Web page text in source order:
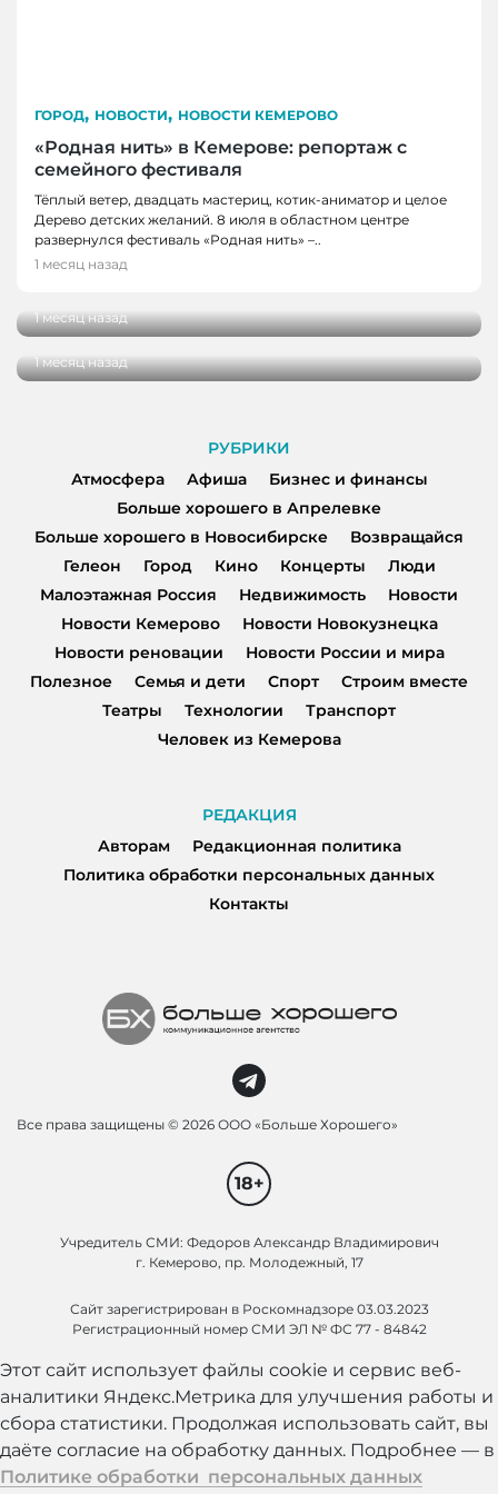
ГОРОД, НОВОСТИ, НОВОСТИ КЕМЕРОВО
«Родная нить» в Кемерове: репортаж с
семейного фестиваля
Тёплый ветер, двадцать мастериц, котик-аниматор и целое
Дерево детских желаний. 8 июля в областном центре
развернулся фестиваль «Родная нить» –..
1 месяц назад
ГОРОД
Когда время замедляется: как Кемерово
1 месяц назад
ГОРОД
четыре популярных заведения
1 месяц назад
РУБРИКИ
Атмосфера
Афиша
Бизнес и финансы
Больше хорошего в Апрелевке
Больше хорошего в Новосибирске
Возвращайся
Гелеон
Город Кино Концерты
Люди
Малоэтажная Россия
Недвижимость
Новости
Новости Кемерово
Новости Новокузнецка
Новости реновации
Новости России и мира
Полезное
Семья и дети Спорт
Строим вместе
Театры
Технологии
Транспорт
Человек из Кемерова
РЕДАКЦИЯ
Авторам
Редакционная политика
Политика обработки персональных данных
Контакты
Все права защищены © 2026 ООО «Больше Хорошего»
18+
Учредитель СМИ: Федоров Александр Владимирович
г. Кемерово, пр. Молодежный, 17
Сайт зарегистрирован в Роскомнадзоре 03.03.2023
Регистрационный номер СМИ ЭЛ № ФС 77 - 84842
Этот сайт использует файлы cookie и сервис веб-
аналитики Яндекс.Метрика для улучшения работы и
сбора статистики. Продолжая использовать сайт, вы
даёте согласие на обработку данных. Подробнее — в
Политике обработки персональных данных